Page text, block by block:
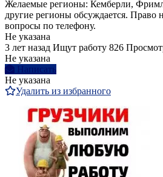
Желаемые регионы: Кемберли,
другие регионы обсуждается. Право
вопросы по телефону.
Не указана
3 лет назад Ищут работу 826
Не указана
Написать
Не указана
Удалить из избранного